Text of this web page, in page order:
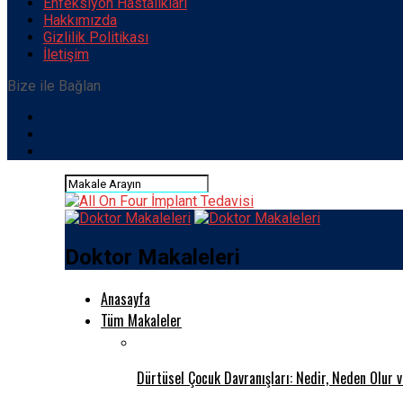
Hakkımızda
Gizlilik Politikası
İletişim
Bize ile Bağlan
Doktor Makaleleri
Anasayfa
Tüm Makaleler
Dürtüsel Çocuk Davranışları: Nedir, Neden Olur